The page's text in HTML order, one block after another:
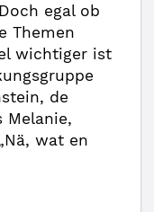
egal ob
Themen
wichtiger ist
de
Melanie,
wat en